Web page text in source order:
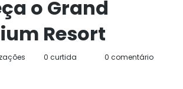
o Grand
Resort
0 comentário
0 curtida